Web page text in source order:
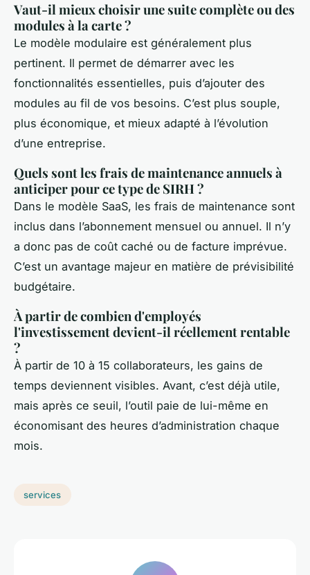
Vaut-il mieux choisir une suite complète ou des
modules à la carte ?
Le modèle modulaire est généralement plus
pertinent. Il permet de démarrer avec les
fonctionnalités essentielles, puis d’ajouter des
modules au fil de vos besoins. C’est plus souple,
plus économique, et mieux adapté à l’évolution
d’une entreprise.
Quels sont les frais de maintenance annuels à
anticiper pour ce type de SIRH ?
Dans le modèle SaaS, les frais de maintenance sont
inclus dans l’abonnement mensuel ou annuel. Il n’y
a donc pas de coût caché ou de facture imprévue.
C’est un avantage majeur en matière de prévisibilité
budgétaire.
À partir de combien d'employés
l'investissement devient-il réellement rentable
?
À partir de 10 à 15 collaborateurs, les gains de
temps deviennent visibles. Avant, c’est déjà utile,
mais après ce seuil, l’outil paie de lui-même en
économisant des heures d’administration chaque
mois.
services